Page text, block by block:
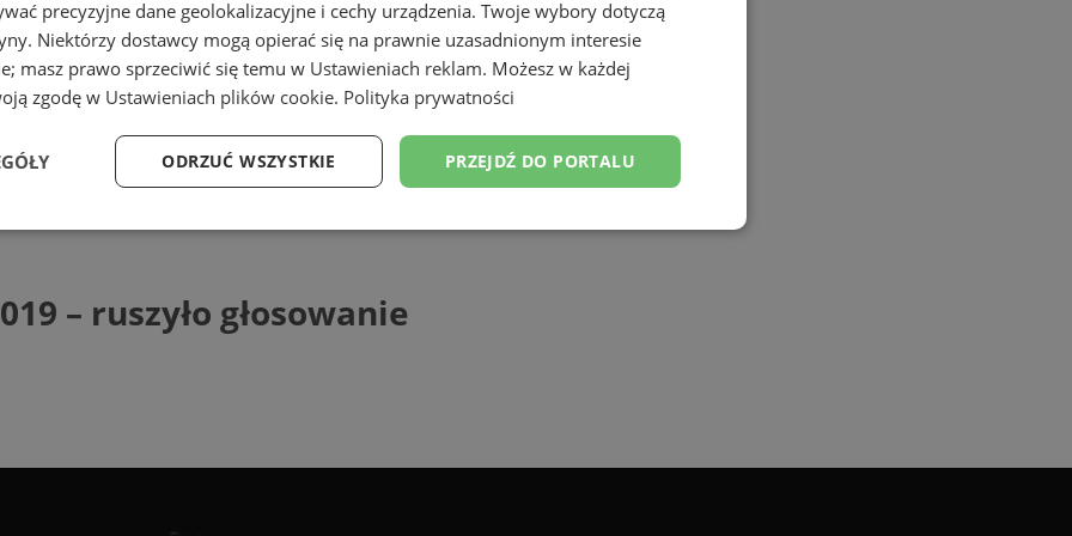
głosowanie
– ruszyło głosowanie
precyzyjne dane geolokalizacyjne i cechy urządzenia. Twoje wybory dotyczą
Niektórzy dostawcy mogą opierać się na prawnie uzasadnionym interesie
masz prawo sprzeciwić się temu w Ustawieniach reklam. Możesz w każdej
zgodę w Ustawieniach plików cookie. Polityka prywatności
PRZEJDŹ DO PORTALU
ODRZUĆ WSZYSTKIE
Wydajność Targetowanie Funkcjonalność Niesklasyfikowane
niezbędnych plików cookie nie można prawidłowo korzystać ze strony internetowej.